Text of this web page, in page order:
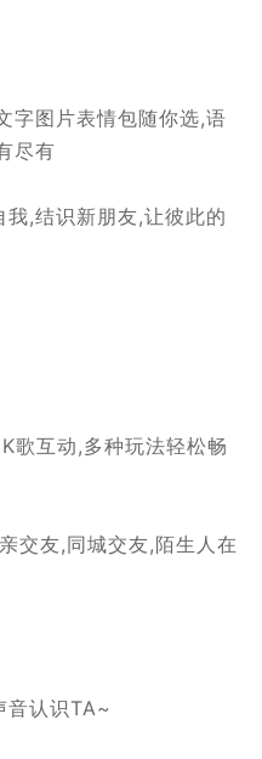
字图片表情包随你选,语
尽有
我,结识新朋友,让彼此的
歌互动,多种玩法轻松畅
交友,同城交友,陌生人在
音认识TA~